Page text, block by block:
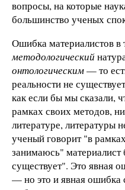
вопросы, на которые
большинство ученых
Ошибка материалистов в
методологический
онтологическим— то
реальности не
как если бы мы сказали,
рамках своих методов,
литературе, литературы
ученый говорит "в
занимаюсь" материалист
существует". Это явная
— но это и явная ошибка